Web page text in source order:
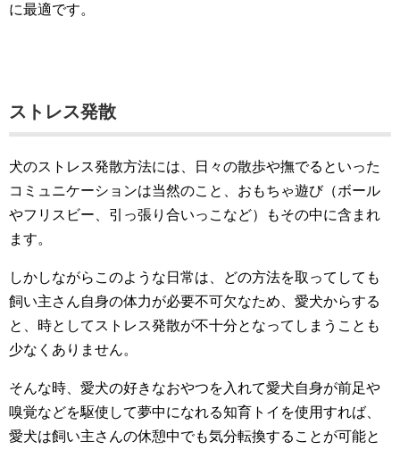
に最適です。
ストレス発散
犬のストレス発散方法には、日々の散歩や撫でるといった
コミュニケーションは当然のこと、おもちゃ遊び（ボール
やフリスビー、引っ張り合いっこなど）もその中に含まれ
ます。
しかしながらこのような日常は、どの方法を取ってしても
飼い主さん自身の体力が必要不可欠なため、愛犬からする
と、時としてストレス発散が不十分となってしまうことも
少なくありません。
そんな時、愛犬の好きなおやつを入れて愛犬自身が前足や
嗅覚などを駆使して夢中になれる知育トイを使用すれば、
愛犬は飼い主さんの休憩中でも気分転換することが可能と